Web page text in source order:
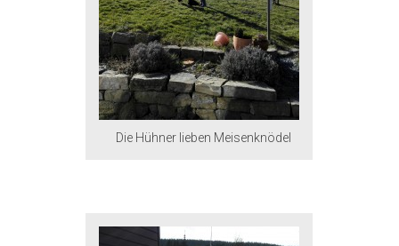
Die Hühner lieben Meisenknödel